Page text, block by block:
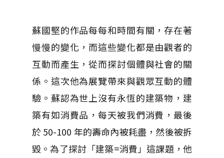
蘇國堅的作品每每和時間有關，存在著
慢慢的變化，而這些變化都是由觀者的
互動而產生，從而探討個體與社會的關
係。這次他為展覽帶來與觀眾互動的體
驗。蘇認為世上沒有永恆的建築物，建
築有如消費品，每天被我們消費，最後
於 50-100 年的壽命內被耗盡，然後被拆
毀。為了探討「建築=消費」這課題，他